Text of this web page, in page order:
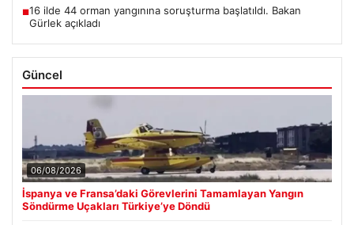
■16 ilde 44 orman yangınına soruşturma başlatıldı. Bakan
Gürlek açıkladı
Güncel
06/08/2026
İspanya ve Fransa’daki Görevlerini Tamamlayan Yangın
Söndürme Uçakları Türkiye’ye Döndü